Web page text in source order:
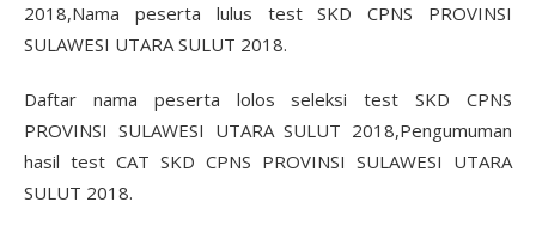
2018,Nama peserta lulus test SKD CPNS PROVINSI
SULAWESI UTARA SULUT 2018.
Daftar nama peserta lolos seleksi test SKD CPNS
PROVINSI SULAWESI UTARA SULUT 2018,Pengumuman
hasil test CAT SKD CPNS PROVINSI SULAWESI UTARA
SULUT 2018.